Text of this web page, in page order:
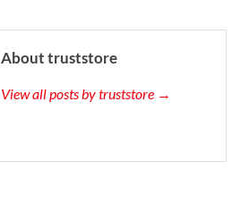
About truststore
View all posts by truststore →